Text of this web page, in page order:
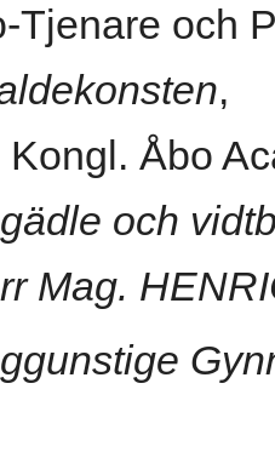
Tjenare och
,
Kongl. Åbo
och
Mag.